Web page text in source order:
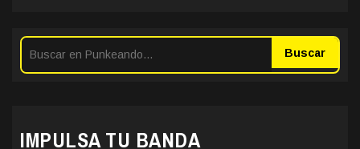
Buscar
IMPULSA TU BANDA